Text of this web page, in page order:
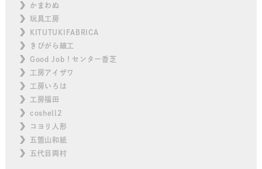
かまわぬ
玩具工房
KITUTUKIFABRICA
きびがら細工
Good Job！センター香芝
工房アイザワ
工房いろは
工房福田
coshell2
コヨリ人形
五箇山和紙
五代目両村